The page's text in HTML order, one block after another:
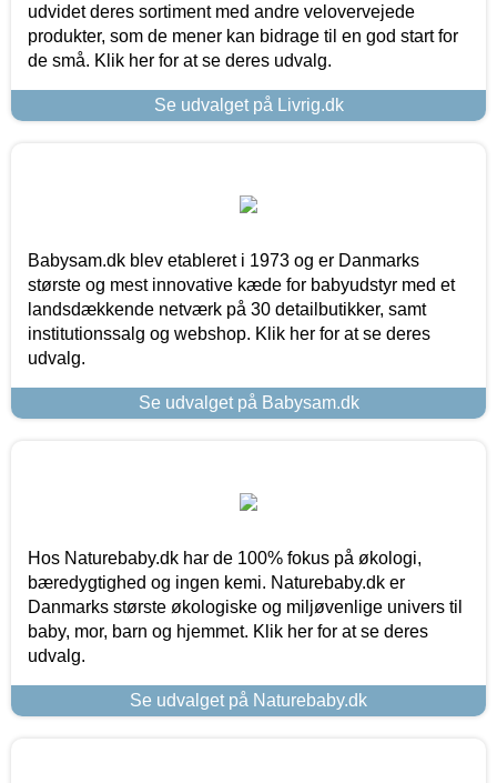
udvidet deres sortiment med andre velovervejede
produkter, som de mener kan bidrage til en god start for
de små. Klik her for at se deres udvalg.
Se udvalget på Livrig.dk
Babysam.dk blev etableret i 1973 og er Danmarks
største og mest innovative kæde for babyudstyr med et
landsdækkende netværk på 30 detailbutikker, samt
institutionssalg og webshop. Klik her for at se deres
udvalg.
Se udvalget på Babysam.dk
Hos Naturebaby.dk har de 100% fokus på økologi,
bæredygtighed og ingen kemi. Naturebaby.dk er
Danmarks største økologiske og miljøvenlige univers til
baby, mor, barn og hjemmet. Klik her for at se deres
udvalg.
Se udvalget på Naturebaby.dk